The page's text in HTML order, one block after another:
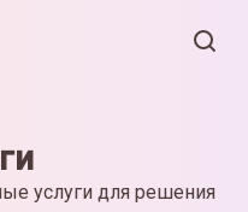
услуги для решения